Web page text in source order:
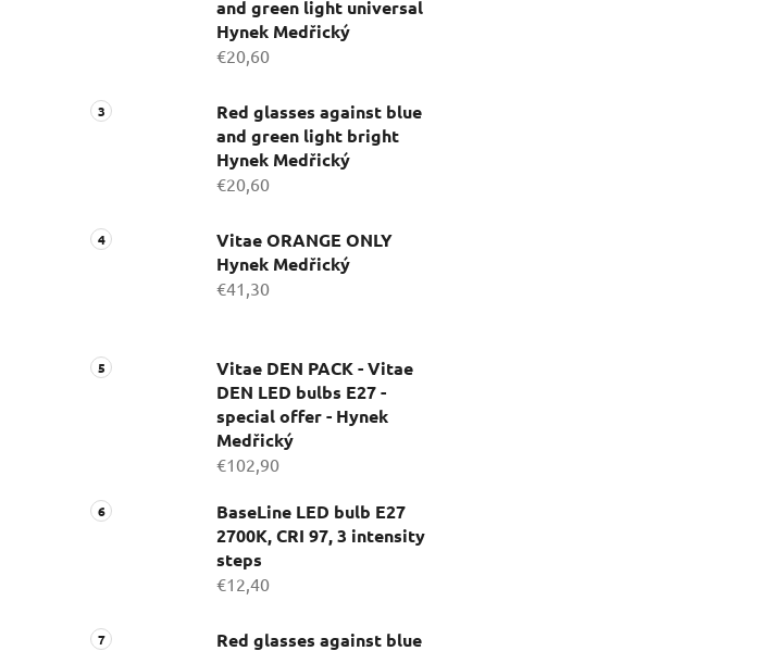
and green light universal
Hynek Medřický
€20,60
Red glasses against blue
and green light bright
Hynek Medřický
€20,60
Vitae ORANGE ONLY
Hynek Medřický
€41,30
Vitae DEN PACK - Vitae
DEN LED bulbs E27 -
special offer - Hynek
Medřický
€102,90
BaseLine LED bulb E27
2700K, CRI 97, 3 intensity
steps
€12,40
Red glasses against blue